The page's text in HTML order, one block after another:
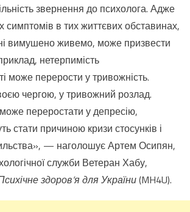
звернення до психолога. Адже
симптомів в тих життєвих обставинах,
вимушено живемо, може призвести
нетерпимість
може перерости у тривожність.
чергою, у тривожний розлад.
переростати у депресію,
стати причиною кризи стосунків і
— наголошує Артем Осипян,
служби Ветеран Хабу,
здоров‘я для України(MH4U).